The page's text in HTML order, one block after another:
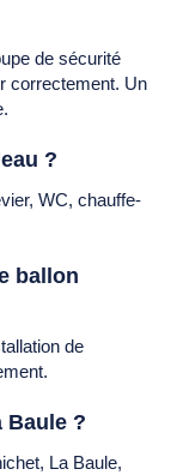
de sécurité
correctement. Un
?
WC, chauffe-
ballon
de
Baule ?
La Baule,